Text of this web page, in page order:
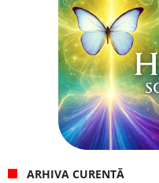
ARHIVA CURENTĂ